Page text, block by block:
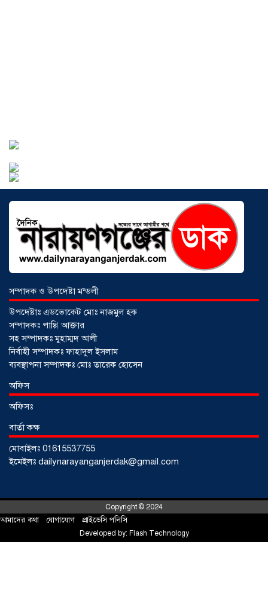
২০২৬
আড়াইহাজারে বান্টি বাজারে ৫ গ্রাম
হেরোইনসহ যুবক গ্রেপ্তার
০৩ আগস্ট ২০২৬
আড়াইহাজারে জেলেদের জালে উঠে এলো
শর্টগান
সম্পাদক ও উপদেষ্টা মন্ডলী
উপদেষ্টাঃ এডভোকেট মোঃ নাজমুল হক
সম্পাদকঃ পাপ্পি আক্তার
সহ সম্পাদকঃ মুহাম্মদ আলী
নির্বাহী সম্পাদকঃ ফাহাদুল ইসলাম
ব্যবস্থাপনা সম্পাদকঃ মোঃ তারেক হোসেন
অফিস
অফিসঃ
বার্তা কক্ষ
মোবাইলঃ 01615537755
ইমেইলঃ dailynarayanganjerdak@gmail.com
Copyright © 2024
আমাদের কথা যোগাযোগ প্রাইভেসি পলিসি
Developed by: Flash Technology